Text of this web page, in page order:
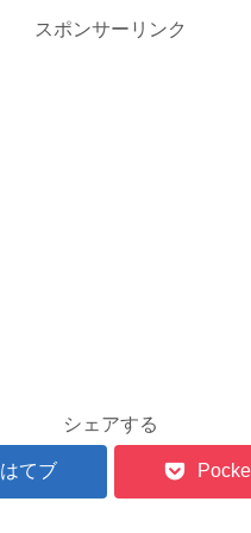
スポンサーリンク
シェアする
はてブ